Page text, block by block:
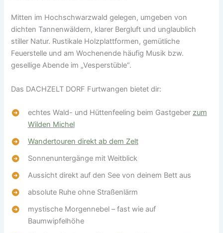
Mitten im Hochschwarzwald gelegen, umgeben von
dichten Tannenwäldern, klarer Bergluft und unglaublich
stiller Natur. Rustikale Holzplattformen, gemütliche
Feuerstelle und am Wochenende häufig Musik bzw.
gesellige Abende im „Vesperstüble“.
Das DACHZELT DORF Furtwangen bietet dir:
echtes Wald- und Hüttenfeeling beim Gastgeber zum
Wilden Michel
Wandertouren direkt ab dem Zelt
Sonnenuntergänge mit Weitblick
Aussicht direkt auf den See von deinem Bett aus
absolute Ruhe ohne Straßenlärm
mystische Morgennebel – fast wie auf
Baumwipfelhöhe